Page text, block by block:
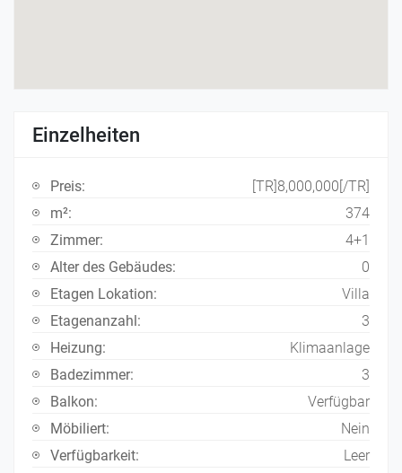
Einzelheiten
Preis:
[TR]8,000,000[/TR]
m²:
374
Zimmer:
4+1
Alter des Gebäudes:
0
Etagen Lokation:
Villa
Etagenanzahl:
3
Heizung:
Klimaanlage
Badezimmer:
3
Balkon:
Verfügbar
Möbiliert:
Nein
Verfügbarkeit:
Leer